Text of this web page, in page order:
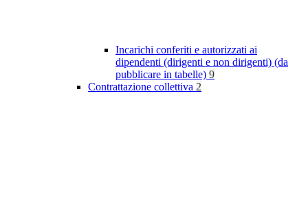
Incarichi conferiti e autorizzati ai
dipendenti (dirigenti e non dirigenti) (da
pubblicare in tabelle) 9
Contrattazione collettiva 2